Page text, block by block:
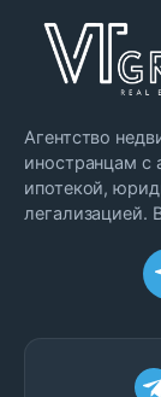
Агентство
иностранцам с
ипотекой,
легализацией.